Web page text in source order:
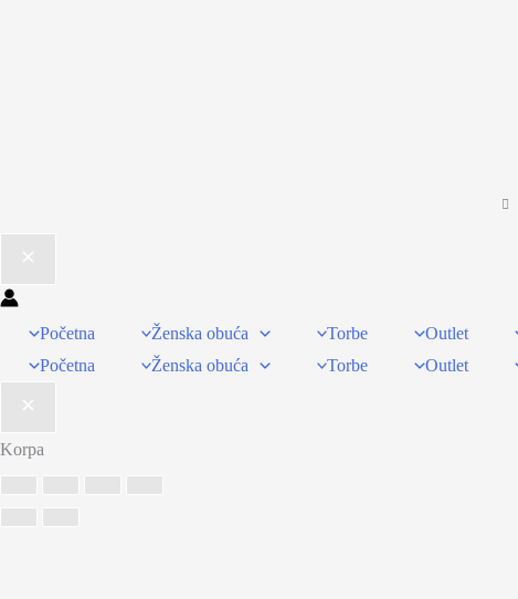
Početna Ženska obuća Torbe Outlet
Početna
Ženska obuća Torbe Outlet
Korpa